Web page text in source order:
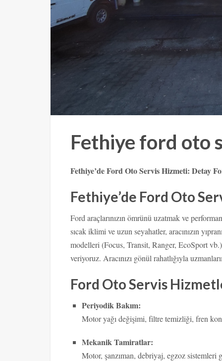
Fethiye ford oto
Fethiye’de Ford Oto Servis Hizmeti: Detay
Fethiye’de Ford Oto
Ford araçlarınızın ömrünü uzatmak ve
sıcak iklimi ve uzun seyahatler, aracınızın
modelleri (Focus, Transit, Ranger, EcoSport
veriyoruz. Aracınızı gönül rahatlığıyla
Ford Oto Servis
Periyodik Bakım:
Motor yağı değişimi, filtre temizliği, fren
Mekanik Tamiratlar:
Motor, şanzıman, debriyaj, egzoz sistemleri